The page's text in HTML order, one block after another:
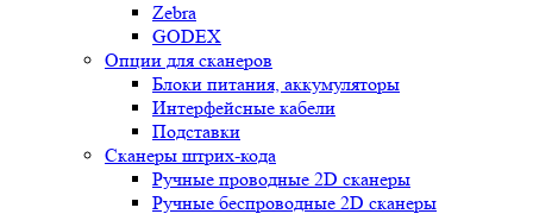
Zebra
GODEX
Опции для сканеров
Блоки питания, аккумуляторы
Интерфейсные кабели
Подставки
Сканеры штрих-кода
Ручные проводные 2D сканеры
Ручные беспроводные 2D сканеры